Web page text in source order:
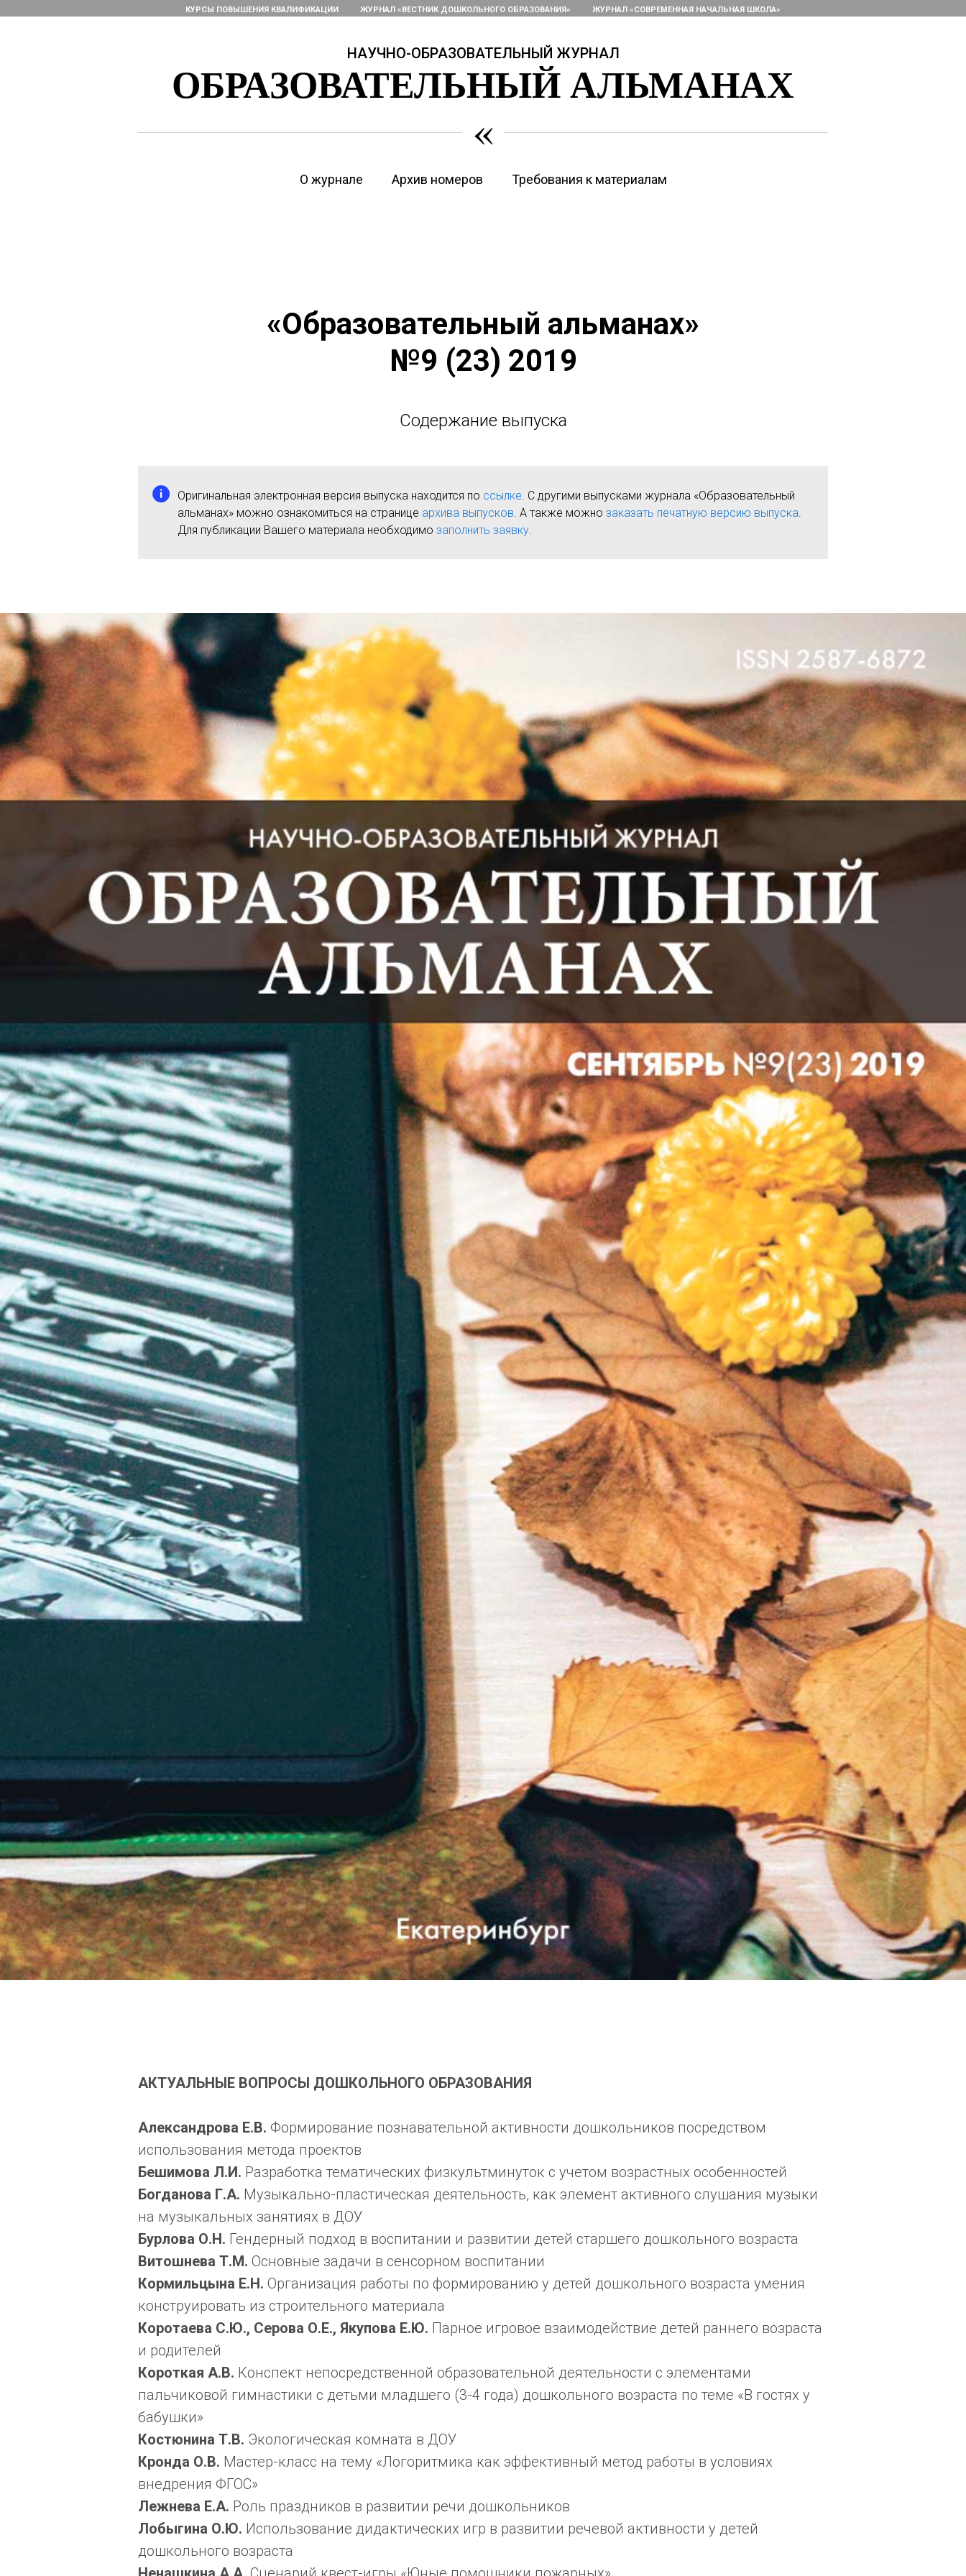
КУРСЫ ПОВЫШЕНИЯ КВАЛИФИКАЦИИ ЖУРНАЛ «ВЕСТНИК ДОШКОЛЬНОГО ОБРАЗОВАНИЯ» ЖУРНАЛ «СОВРЕМЕННАЯ НАЧАЛЬНАЯ ШКОЛА»
НАУЧНО-ОБРАЗОВАТЕЛЬНЫЙ ЖУРНАЛ
ОБРАЗОВАТЕЛЬНЫЙ АЛЬМАНАХ
«
О журнале Архив номеров Требования к материалам
«Образовательный альманах»
№9 (23) 2019
Содержание выпуска
Оригинальная электронная версия выпуска находится по ссылке. С другими выпусками журнала «Образовательный
альманах» можно ознакомиться на странице архива выпусков. А также можно заказать печатную версию выпуска.
Для публикации Вашего материала необходимо заполнить заявку.
АКТУАЛЬНЫЕ ВОПРОСЫ ДОШКОЛЬНОГО ОБРАЗОВАНИЯ
Александрова Е.В. Формирование познавательной активности дошкольников посредством
использования метода проектов
Бешимова Л.И. Разработка тематических физкультминуток с учетом возрастных особенностей
Богданова Г.А. Музыкально-пластическая деятельность, как элемент активного слушания музыки
на музыкальных занятиях в ДОУ
Бурлова О.Н. Гендерный подход в воспитании и развитии детей старшего дошкольного возраста
Витошнева Т.М. Основные задачи в сенсорном воспитании
Кормильцына Е.Н. Организация работы по формированию у детей дошкольного возраста умения
конструировать из строительного материала
Коротаева С.Ю., Серова О.Е., Якупова Е.Ю. Парное игровое взаимодействие детей раннего возраста
и родителей
Короткая А.В. Конспект непосредственной образовательной деятельности с элементами
пальчиковой гимнастики с детьми младшего (3-4 года) дошкольного возраста по теме «В гостях у
бабушки»
Костюнина Т.В. Экологическая комната в ДОУ
Кронда О.В. Мастер-класс на тему «Логоритмика как эффективный метод работы в условиях
внедрения ФГОС»
Лежнева Е.А. Роль праздников в развитии речи дошкольников
Лобыгина О.Ю. Использование дидактических игр в развитии речевой активности у детей
дошкольного возраста